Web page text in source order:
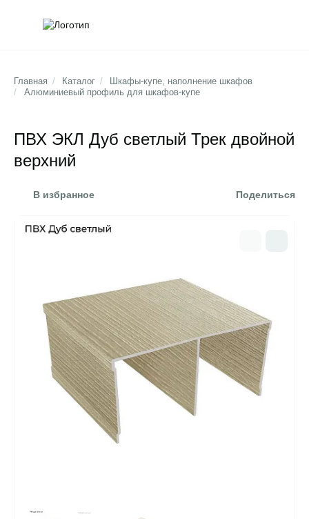
Главная / Каталог /
Шкафы-купе, наполнение шкафов
/
Алюминиевый профиль для шкафов-купе
ПВХ ЭКЛ Дуб светлый Трек двойной
верхний
В избранное Поделиться